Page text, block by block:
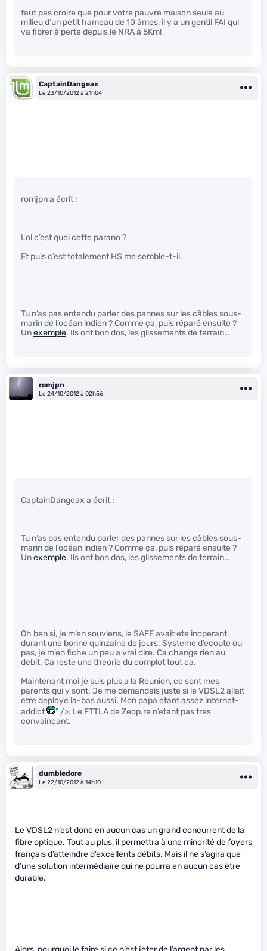
faut pas croire que pour votre pauvre maison seule au
milieu d’un petit hameau de 10 âmes, il y a un gentil FAI qui
va fibrer à perte depuis le NRA à 5Km!
CaptainDangeax
Le 23/10/2012 à 21h04
romjpn a écrit :
Lol c’est quoi cette parano ?
Et puis c’est totalement HS me semble-t-il.
Tu n’as pas entendu parler des pannes sur les câbles sous-
marin de l’océan indien ? Comme ça, puis réparé ensuite ?
Unexemple. Ils ont bon dos, les glissements de terrain…
romjpn
Le 24/10/2012 à 02h56
CaptainDangeax a écrit :
Tu n’as pas entendu parler des pannes sur les câbles sous-
marin de l’océan indien ? Comme ça, puis réparé ensuite ?
Unexemple. Ils ont bon dos, les glissements de terrain…
Oh ben si, je m’en souviens, le SAFE avait ete inoperant
durant une bonne quinzaine de jours. Systeme d’ecoute ou
pas, je m’en fiche un peu a vrai dire. Ca change rien au
debit. Ca reste une theorie du complot tout ca.
Maintenant moi je suis plus a la Reunion, ce sont mes
parents qui y sont. Je me demandais juste si le VDSL2 allait
etre deploye la-bas aussi. Mon papa etant assez internet-
addict
" />. Le FTTLA de Zeop.re n’etant pas tres
convaincant.
dumbledore
Le 22/10/2012 à 14h10
Le VDSL2 n’est donc en aucun cas un grand concurrent de la
fibre optique. Tout au plus, il permettra à une minorité de foyers
français d’atteindre d’excellents débits. Mais il ne s’agira que
d’une solution intermédiaire qui ne pourra en aucun cas être
durable.